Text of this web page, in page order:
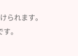
られます。
。